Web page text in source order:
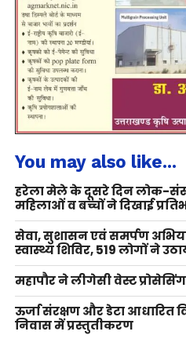
You may also like...
हरेला मेले के दूसरे दिन लोक-
महिलाओं व बच्चों ने दिखाई
सेवा, सुशासन एवं समर्पण
स्वास्थ्य शिविर, 519 लोगों ने
महापौर ने लीगेसी वेस्ट
ऊर्जा संरक्षण और डेटा आधारित
निवास में प्रस्तुतीकरण